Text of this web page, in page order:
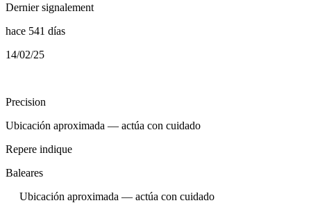
Dernier signalement
hace 541 días
14/02/25
Precision
Ubicación aproximada — actúa con cuidado
Repere indique
Baleares
Ubicación aproximada — actúa con cuidado